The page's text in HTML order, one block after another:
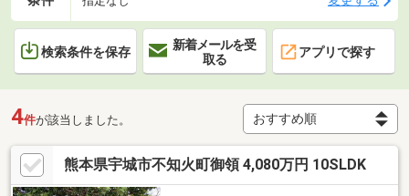
検索条件を保存
新着メールを受
取る
アプリで探す
4件が該当しました。
熊本県宇城市不知火町御領 4,080万円 10SLDK